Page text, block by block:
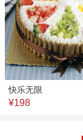
快乐无限
¥198